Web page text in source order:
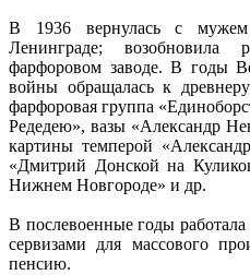
В 1936 вернулась с
Ленинграде; возобновила
фарфоровом заводе. В годы
войны обращалась к
фарфоровая группа
Редедею», вазы «Александр
картины темперой
«Дмитрий Донской на
Нижнем Новгороде» и др.
В послевоенные годы
сервизами для массового
пенсию.